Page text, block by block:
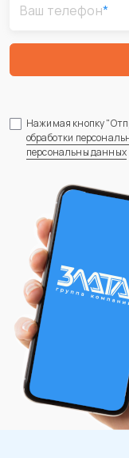
Ваш телефон*
Нажимая кнопку
обработки
персональны данных